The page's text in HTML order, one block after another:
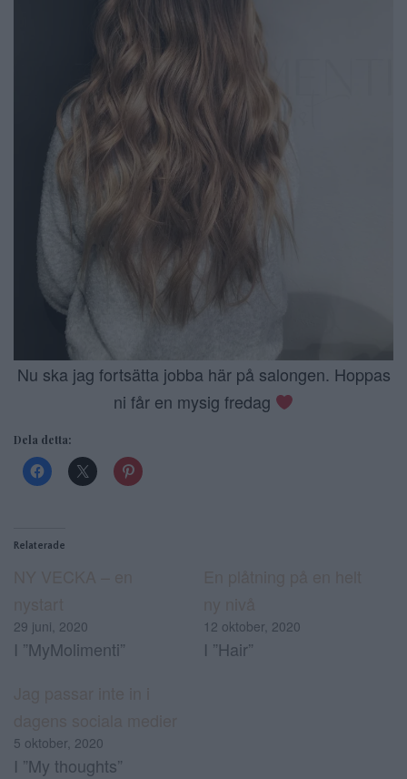
Nu ska jag fortsätta jobba här på salongen. Hoppas
ni får en mysig fredag
Dela detta:
Relaterade
29 juni, 2020
I ”MyMolimenti”
12 oktober, 2020
I ”Hair”
5 oktober, 2020
I ”My thoughts”